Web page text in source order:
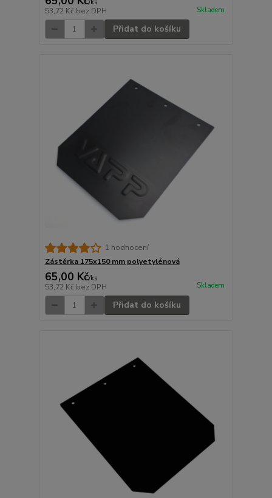
/ks
53,72 Kč bez DPH Skladem
Přidat do košíku
1 hodnocení
Zástěrka 175x150 mm polyetylénová
65,00 Kč/ks
53,72 Kč bez DPH Skladem
Přidat do košíku